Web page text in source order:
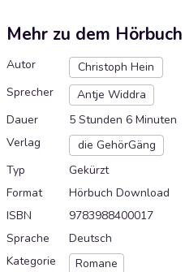
Mehr zu dem Hörbuch
Autor
Christoph Hein
Sprecher
Antje Widdra
Dauer
5 Stunden 6 Minuten
Verlag
die GehörGäng
Typ
Gekürzt
Format
Hörbuch Download
ISBN
9783988400017
Sprache
Deutsch
Kategorie
Romane